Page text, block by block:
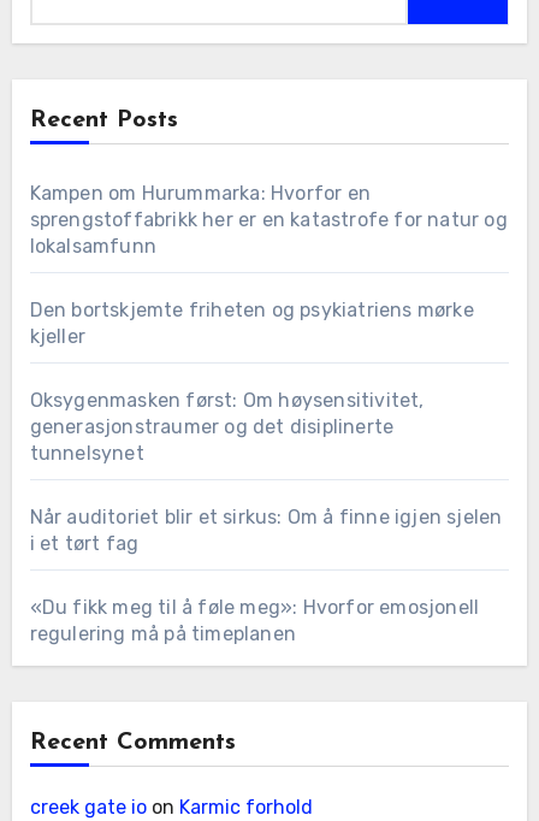
Recent Posts
Kampen om Hurummarka: Hvorfor en
sprengstoffabrikk her er en katastrofe for natur og
lokalsamfunn
Den bortskjemte friheten og psykiatriens mørke
kjeller
Oksygenmasken først: Om høysensitivitet,
generasjonstraumer og det disiplinerte
tunnelsynet
Når auditoriet blir et sirkus: Om å finne igjen sjelen
i et tørt fag
«Du fikk meg til å føle meg»: Hvorfor emosjonell
regulering må på timeplanen
Recent Comments
creek gate ioon Karmic forhold